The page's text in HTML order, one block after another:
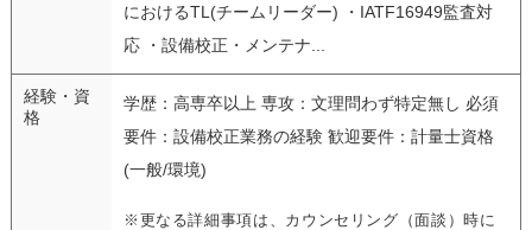
におけるTL(チームリーダー) ・IATF16949監査対
応 ・設備校正・メンテナ...
経験・資
格
学歴：高専卒以上 専攻：文理問わず特定無し 必須
要件：設備校正業務の経験 歓迎要件：計量士資格
(一般/環境)
※更なる詳細事項は、カウンセリング（面談）時に